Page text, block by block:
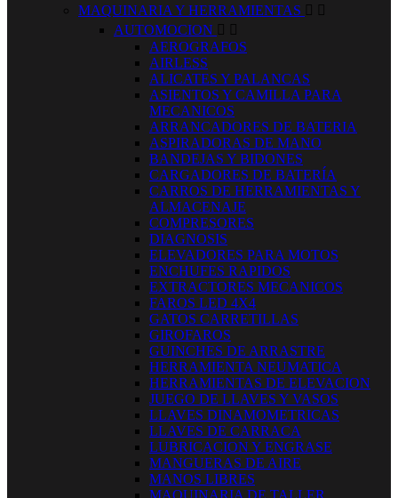
MAQUINARIA Y HERRAMIENTAS  
AUTOMOCION  
AEROGRAFOS
AIRLESS
ALICATES Y PALANCAS
ASIENTOS Y CAMILLA PARA
MECANICOS
ARRANCADORES DE BATERIA
ASPIRADORAS DE MANO
BANDEJAS Y BIDONES
CARGADORES DE BATERÍA
CARROS DE HERRAMIENTAS Y
ALMACENAJE
COMPRESORES
DIAGNOSIS
ELEVADORES PARA MOTOS
ENCHUFES RAPIDOS
EXTRACTORES MECANICOS
FAROS LED 4X4
GATOS CARRETILLAS
GIROFAROS
GUINCHES DE ARRASTRE
HERRAMIENTA NEUMATICA
HERRAMIENTAS DE ELEVACION
JUEGO DE LLAVES Y VASOS
LLAVES DINAMOMETRICAS
LLAVES DE CARRACA
LUBRICACION Y ENGRASE
MANGUERAS DE AIRE
MANOS LIBRES
MAQUINARIA DE TALLER